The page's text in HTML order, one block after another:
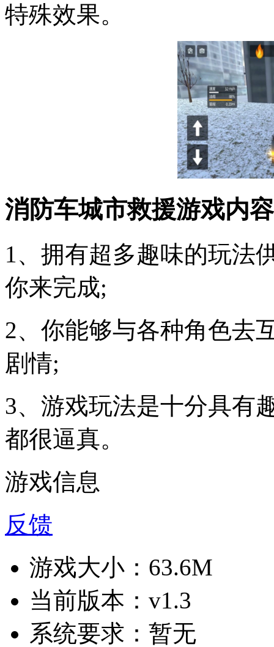
特殊效果。
消防车城市救援游戏内
1、拥有超多趣味的玩法
你来完成;
2、你能够与各种角色去
剧情;
3、游戏玩法是十分具有
都很逼真。
游戏信息
反馈
游戏大小： 63.6M
当前版本： v1.3
系统要求： 暂无